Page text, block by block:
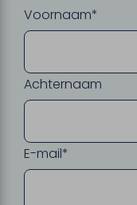
Voornaam*
Achternaam
E-mail*